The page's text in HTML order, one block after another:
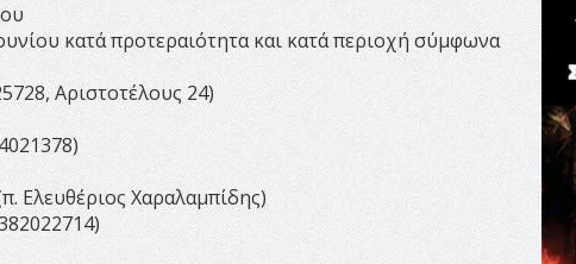
κατά προτεραιότητα και κατά περιοχή σύμφωνα
Αριστοτέλους 24)
Ελευθέριος Χαραλαμπίδης)